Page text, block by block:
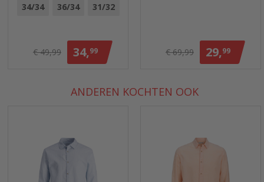
34,99
€ 49,99
34/34
36/34 31/32
29,99
€ 69,99
ANDEREN KOCHTEN OOK